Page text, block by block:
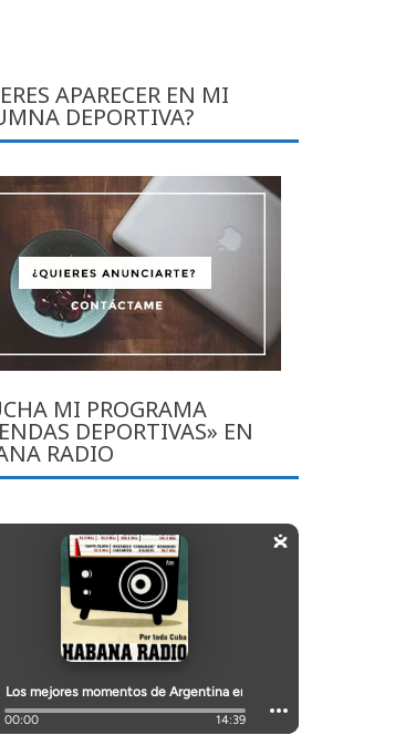
APARECER EN MI
DEPORTIVA?
MI PROGRAMA
DEPORTIVAS» EN
RADIO